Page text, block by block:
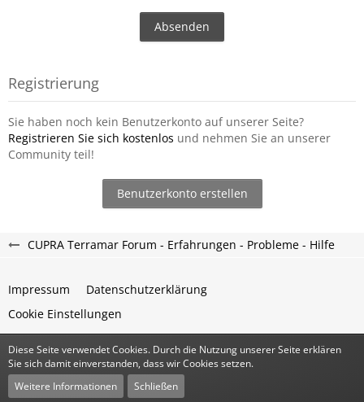
Registrierung
Sie haben noch kein Benutzerkonto auf unserer Seite?
Registrieren Sie sich kostenlos und nehmen Sie an unserer
Community teil!
Benutzerkonto erstellen
CUPRA Terramar Forum - Erfahrungen - Probleme - Hilfe
Impressum
Datenschutzerklärung
Cookie Einstellungen
Community-Software:WoltLab Suite™
Stil:Classicvon
Diese Seite verwendet Cookies. Durch die Nutzung unserer Seite erklären
Sie sich damit einverstanden, dass wir Cookies setzen.
Weitere Informationen
Schließen